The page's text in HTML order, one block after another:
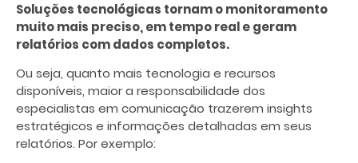
Soluções tecnológicas tornam o monitoramento
muito mais preciso, em tempo real e geram
relatórios com dados completos.
Ou seja, quanto mais tecnologia e recursos
disponíveis, maior a responsabilidade dos
especialistas em comunicação trazerem insights
estratégicos e informações detalhadas em seus
relatórios. Por exemplo: